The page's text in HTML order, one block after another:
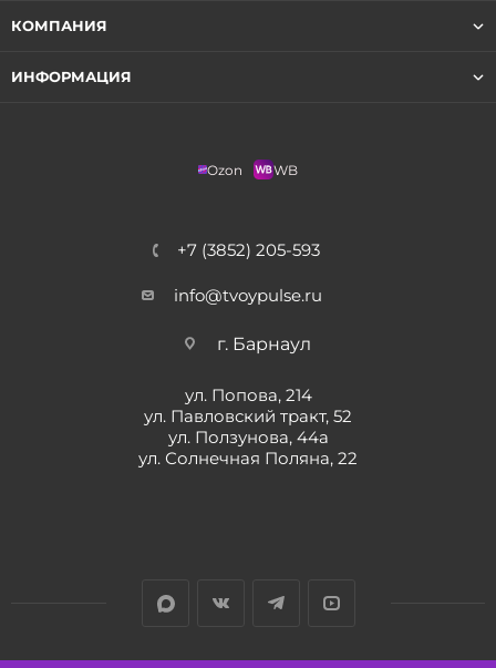
КОМПАНИЯ
ИНФОРМАЦИЯ
Ozon WB
+7 (3852) 205-593
info@tvoypulse.ru
г. Барнаул
ул. Попова, 214
ул. Павловский тракт, 52
ул. Ползунова, 44а
ул. Солнечная Поляна, 22